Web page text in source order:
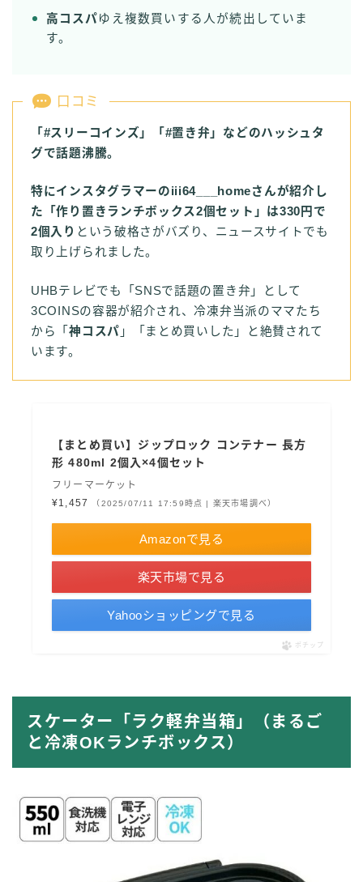
高コスパゆえ複数買いする人が続出していま
す。
口コミ
「#スリーコインズ」「#置き弁」などのハッシュタ
グで話題沸騰。
特にインスタグラマーのiii64___homeさんが紹介し
た「作り置きランチボックス2個セット」は330円で
2個入り という破格さがバズり、ニュースサイトでも
取り上げられました。
UHBテレビでも「SNSで話題の置き弁」として
3COINSの容器が紹介され、冷凍弁当派のママたち
から「神コスパ 」「まとめ買いした」と絶賛されて
います。
【まとめ買い】ジップロック コンテナー 長方
形 480ml 2個入×4個セット
フリーマーケット
¥1,457
（2025/07/11 17:59時点 | 楽天市場調べ）
Amazonで見る
楽天市場で見る
Yahooショッピングで見る
ポチップ
スケーター「ラク軽弁当箱」
（まるご
と冷凍OKランチボックス）